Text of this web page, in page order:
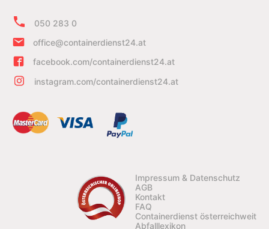
050 283 0
office@containerdienst24.at
facebook.com/containerdienst24.at
instagram.com/containerdienst24.at
Impressum & Datenschutz
AGB
Kontakt
FAQ
Containerdienst österreichweit
Abfalllexikon